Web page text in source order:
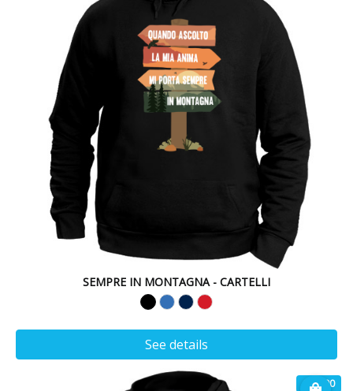
SEMPRE IN MONTAGNA - CARTELLI
See details
€ 30.90